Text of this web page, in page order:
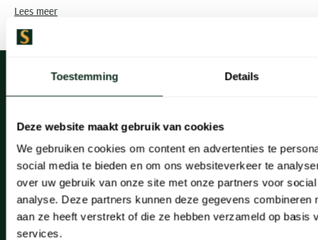
Toestemming Details
Deze website maakt gebruik van cookies
We gebruiken cookies om content en advertenties te
social media te bieden en om ons websiteverkeer te
over uw gebruik van onze site met onze partners voor
analyse. Deze partners kunnen deze gegevens combineren
aan ze heeft verstrekt of die ze hebben verzameld op basis
services.
NZA New Zealand truien
NZA New Zealand vesten
NZA New Zealand jassen
NZA New Zealand Auckland online shop
Lees meer
Klantenservice
Klantenservice
Veelgestelde vragen
Bestellen